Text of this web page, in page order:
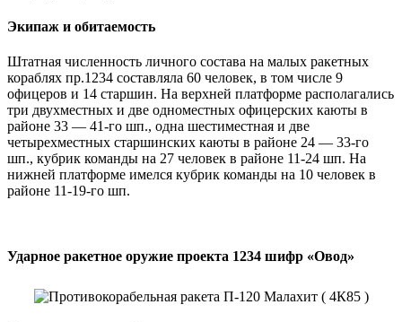
Экипаж и обитаемость
Штатная численность личного состава на малых ракетных
кораблях пр.1234 составляла 60 человек, в том числе 9
офицеров и 14 старшин. На верхней платформе располагались
три двухместных и две одноместных офицерских каюты в
районе 33 — 41-го шп., одна шестиместная и две
четырехместных старшинских каюты в районе 24 — 33-го
шп., кубрик команды на 27 человек в районе 11-24 шп. На
нижней платформе имелся кубрик команды на 10 человек в
районе 11-19-го шп.
Ударное ракетное оружие проекта 1234 шифр «Овод»